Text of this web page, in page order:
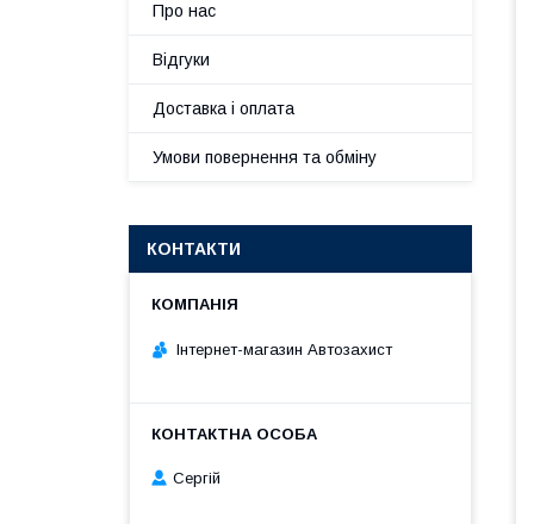
Про нас
Відгуки
Доставка і оплата
Умови повернення та обміну
КОНТАКТИ
Інтернет-магазин Автозахист
Сергій